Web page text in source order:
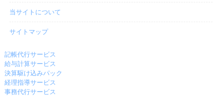
当サイトについて
サイトマップ
記帳代行サービス
給与計算サービス
決算駆け込みパック
経理指導サービス
事務代行サービス